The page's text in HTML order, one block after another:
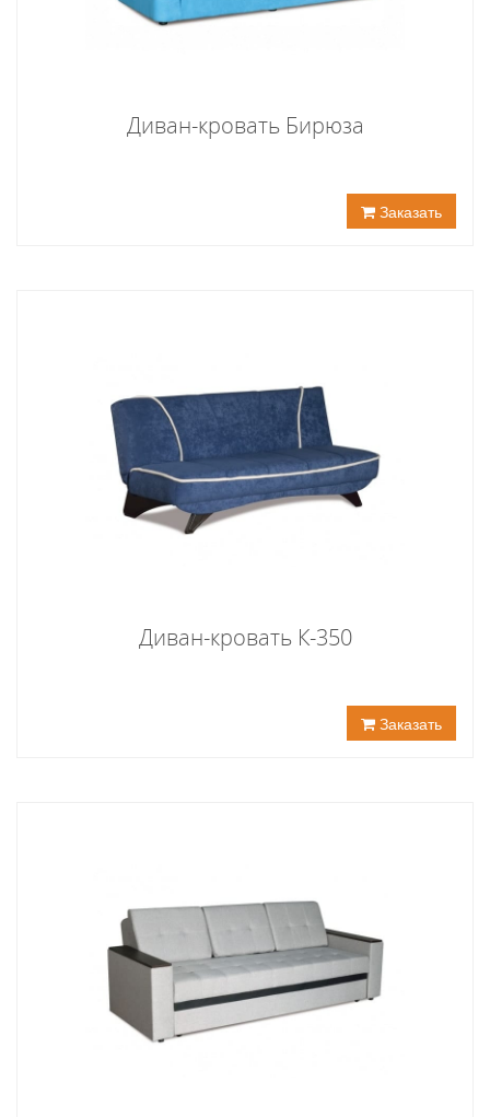
Диван-кровать Бирюза
Заказать
Диван-кровать К-350
Заказать